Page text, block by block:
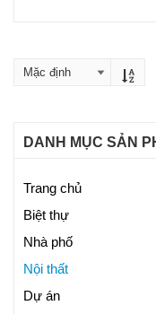
DANH MỤC SẢN
Trang chủ
Biệt thự
Nhà phố
Nội thất
Dự án